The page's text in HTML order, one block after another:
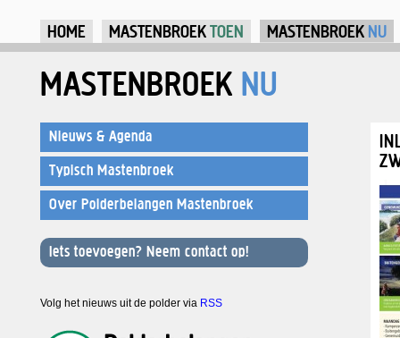
HOME MASTENBROEKTOEN MASTENBROEK NU
MASTENBROEK NU
Nieuws & Agenda
Typisch Mastenbroek
Over Polderbelangen Mastenbroek
Iets toevoegen? Neem contact op!
Volg het nieuws uit de polder via RSS